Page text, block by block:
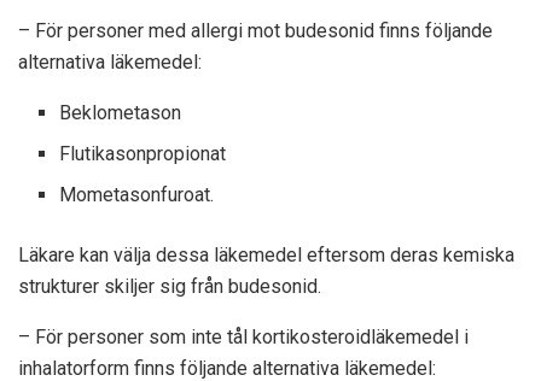
– För personer med allergi mot budesonid finns följande
alternativa läkemedel:
Beklometason
Flutikasonpropionat
Mometasonfuroat.
Läkare kan välja dessa läkemedel eftersom deras kemiska
strukturer skiljer sig från budesonid.
– För personer som inte tål kortikosteroidläkemedel i
inhalatorform finns följande alternativa läkemedel: